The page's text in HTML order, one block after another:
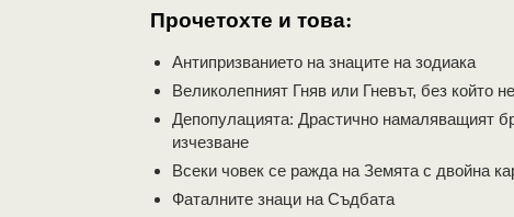
Прочетохте и това:
Aнтипризванието на знаците на зодиака
Великолепният Гняв или Гневът, без който
Депопулацията: Драстично намаляващият
изчезване
Всеки човек се ражда на Земята с двойна
Фаталните знаци на Съдбата